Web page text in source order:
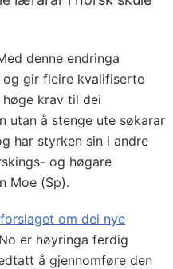
denne endringa
gir fleire kvalifiserte
krav til dei
utan å stenge ute søkarar
har styrken sin i andre
og høgare
Moe (Sp).
forslaget om dei nye
er høyringa ferdig
å gjennomføre den